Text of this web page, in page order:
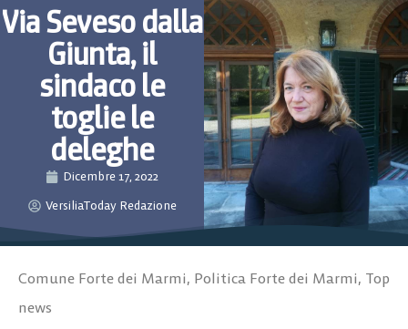
Via Seveso dalla
Giunta, il
sindaco le
toglie le
deleghe
Dicembre 17, 2022
VersiliaToday Redazione
Comune Forte dei Marmi, Politica Forte dei Marmi, Top
news